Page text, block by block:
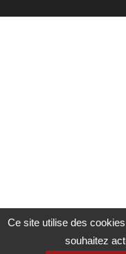
Ce site utilise des
souhaitez